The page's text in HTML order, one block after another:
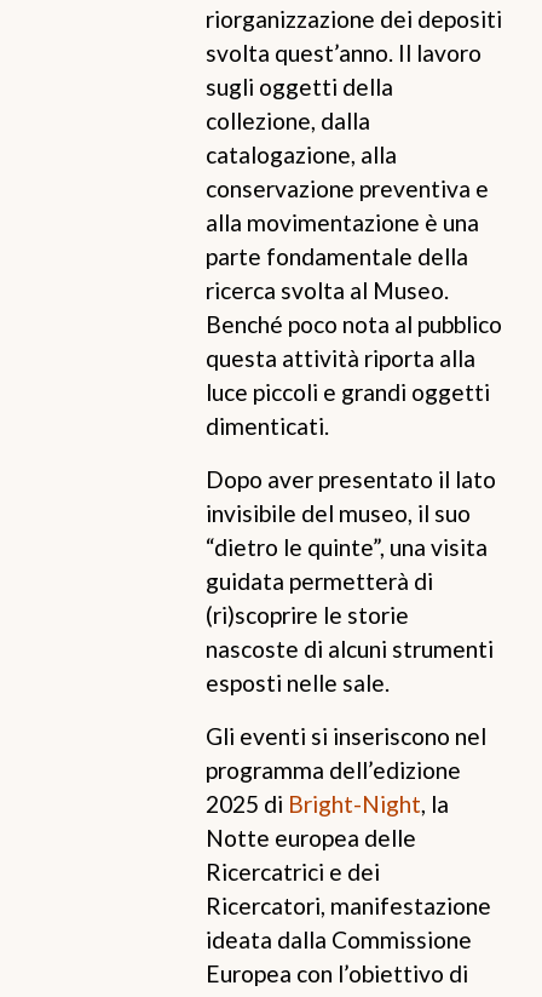
riorganizzazione dei depositi
svolta quest’anno. Il lavoro
sugli oggetti della
collezione, dalla
catalogazione, alla
conservazione preventiva e
alla movimentazione è una
parte fondamentale della
ricerca svolta al Museo.
Benché poco nota al pubblico
questa attività riporta alla
luce piccoli e grandi oggetti
dimenticati.
Dopo aver presentato il lato
invisibile del museo, il suo
“dietro le quinte”, una visita
guidata permetterà di
(ri)scoprire le storie
nascoste di alcuni strumenti
esposti nelle sale.
Gli eventi si inseriscono nel
programma dell’edizione
2025 di Bright-Night, la
Notte europea delle
Ricercatrici e dei
Ricercatori, manifestazione
ideata dalla Commissione
Europea con l’obiettivo di